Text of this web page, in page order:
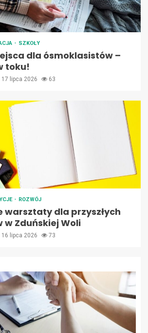
SZKOŁY
dla ósmoklasistów –
toku!
17 lipca 2026 63
ROZWÓJ
warsztaty dla przyszłych
Zduńskiej Woli
16 lipca 2026 73